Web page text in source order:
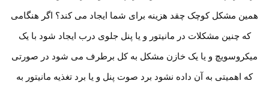
همین مشکل کوچک چقد هزینه برای شما ایجاد می کند؟ اگر هنگامی
که چنین مشکلات در مانیتور و یا پنل جلوی درب ایجاد شود با یک
میکروسویچ و یا یک خازن مشکل به کل برطرف می شود در صورتی
که اهمیتی به آن داده نشود برد صوت پنل و یا برد تغذیه مانیتور به